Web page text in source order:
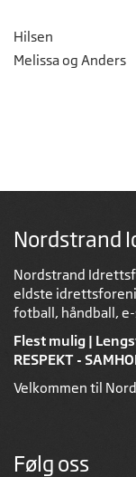
Hilsen
Melissa og Anders
Nordstrand
Nordstrand
eldste
fotball, håndball,
Flest mulig |
RESPEKT -
Velkommen til
Følg oss